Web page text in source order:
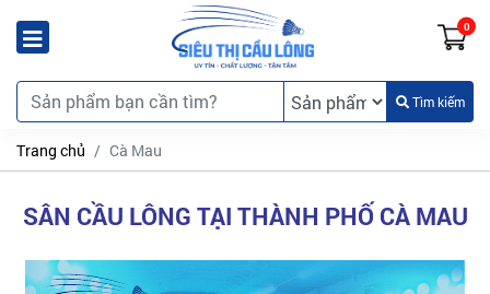
0
Tìm kiếm
Trang chủ Cà Mau
SÂN CẦU LÔNG TẠI THÀNH PHỐ CÀ MAU